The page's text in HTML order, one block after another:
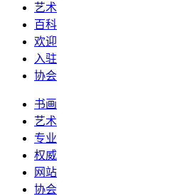
艺术
百科
欢迎
入驻
协会
书画
艺术
专业
权威
网站
协会